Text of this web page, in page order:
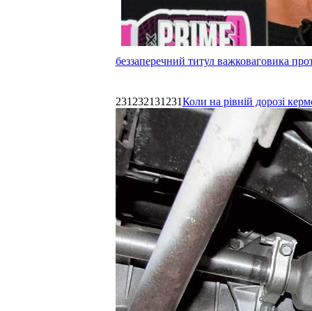
беззаперечний титул важковаговика
231232131231Коли на рівній дорозі